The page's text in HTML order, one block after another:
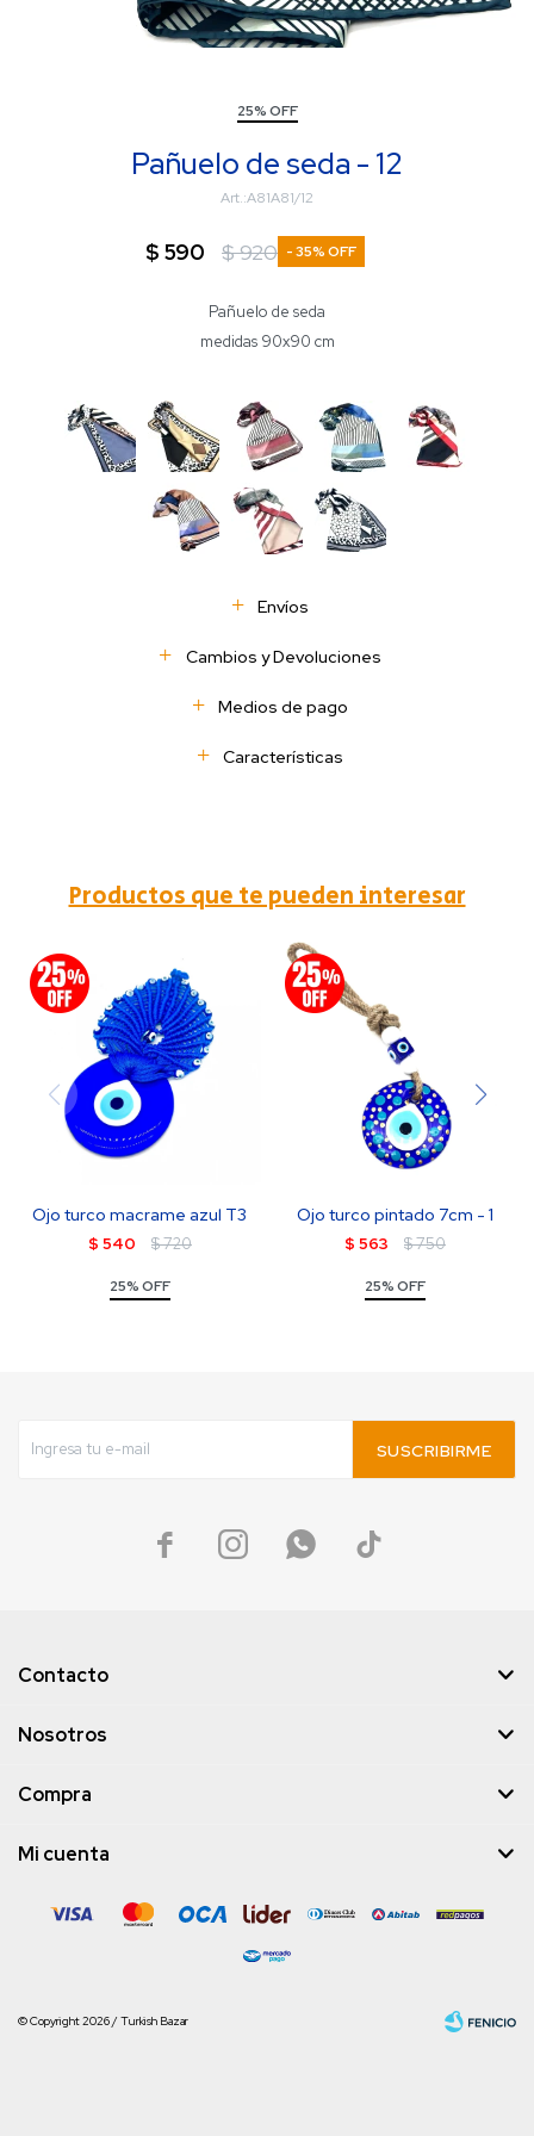
25% OFF
Pañuelo de seda - 12
A81A81/12
$ 590 $920 35
Pañuelo de seda
medidas 90x90 cm
Envíos
Cambios y Devoluciones
Medios de pago
Características
Productos que te pueden interesar
Ojo turco macrame azul T3
$ 540 $720
25% OFF
Ojo turco pintado 7cm - 1
$ 563 $750
25% OFF
SUSCRIBIRME
   
Contacto
Nosotros
Compra
Mi cuenta
© Copyright 2026 / Turkish Bazar